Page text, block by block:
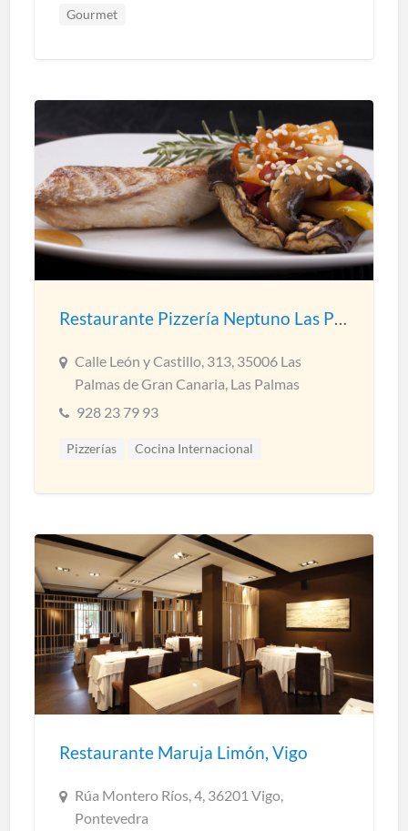
Gourmet
Restaurante Pizzería Neptuno Las Palmas
Calle León y Castillo, 313, 35006 Las
Palmas de Gran Canaria, Las Palmas
928 23 79 93
Pizzerías Cocina Internacional
Restaurante Maruja Limón, Vigo
Rúa Montero Ríos, 4, 36201 Vigo,
Pontevedra